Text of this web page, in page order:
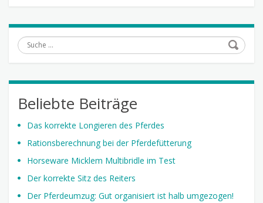
Suche
Beliebte Beiträge
Das korrekte Longieren des Pferdes
Rationsberechnung bei der Pferdefütterung
Horseware Micklem Multibridle im Test
Der korrekte Sitz des Reiters
Der Pferdeumzug: Gut organisiert ist halb umgezogen!